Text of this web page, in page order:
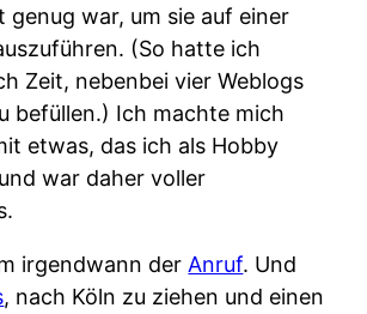
genug war, um sie auf einer
(So hatte ich
Zeit, nebenbei vier Weblogs
befüllen.) Ich machte mich
etwas, das ich als Hobby
war daher voller
irgendwann der Anruf. Und
, nach Köln zu ziehen und einen